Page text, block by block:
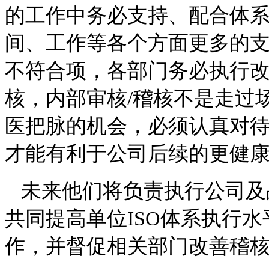
的工作中务必支持、配合体
间、工作等各个方面更多的
不符合项，各部门务必执行
核，内部审核/稽核不是走过
医把脉的机会，必须认真对
才能有利于公司后续的更健
未来他们将负责执行公司
共同提高单位ISO体系执行
作，并督促相关部门改善稽